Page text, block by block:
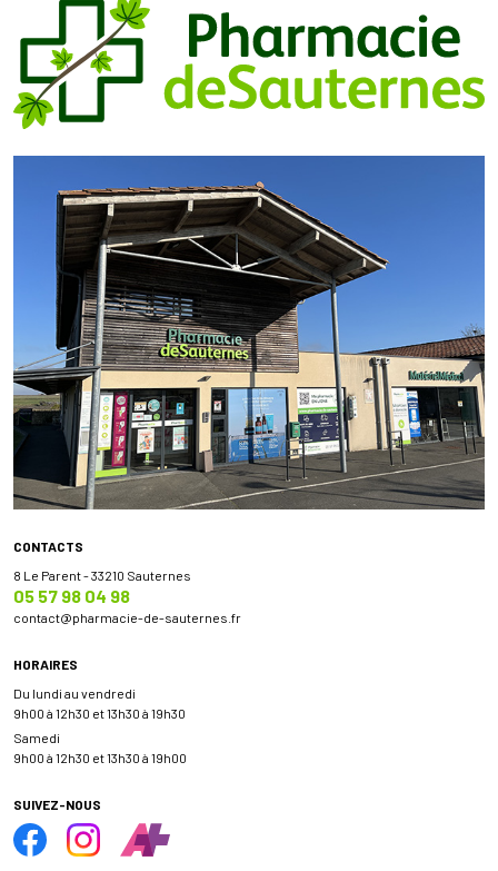
CONTACTS
8 Le Parent - 33210 Sauternes
05 57 98 04 98
contact@pharmacie-de-sauternes.fr
HORAIRES
Du lundi au vendredi
9h00 à 12h30 et 13h30 à 19h30
Samedi
9h00 à 12h30 et 13h30 à 19h00
SUIVEZ-NOUS